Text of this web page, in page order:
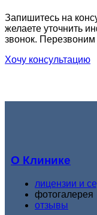
Запишитесь на
желаете уточнить
звонок.
Хочу консультацию
О Клинике
лицензии и
фотогалерея
отзывы